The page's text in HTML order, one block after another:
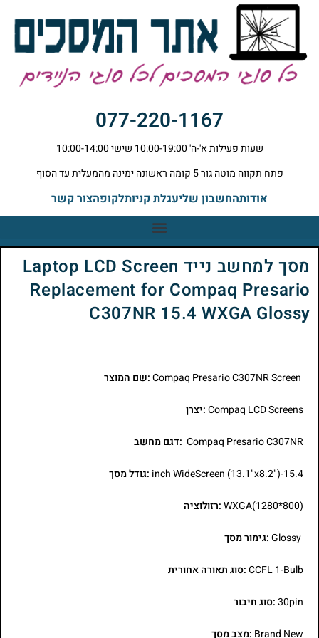
077-220-1167
שעות פעילות א'-ה' 10:00-19:00 שישי 10:00-14:00
פתח תקווה מוטה גור 5 קומה ראשונה ימינה מהמעלית עד הסוף
אודותהחשבון שליעגלת קניותלקופהצור קשר
מסך למחשב נייד Laptop LCD Screen
Replacement for Compaq Presario
C307NR 15.4 WXGA Glossy
:שם המוצר
Compaq LCD Screens:יצרן
Compaq Presario C307NR :דגם מחשב
15.4-inch WideScreen (13.1"x8.2") :גודל מסך
WXGA(1280*800):רזולוציה
Glossy:גימור מסך
CCFL 1-Bulb:סוג תאורה אחורית
30pin:סוג חיבור
Brand New :מצב מסך